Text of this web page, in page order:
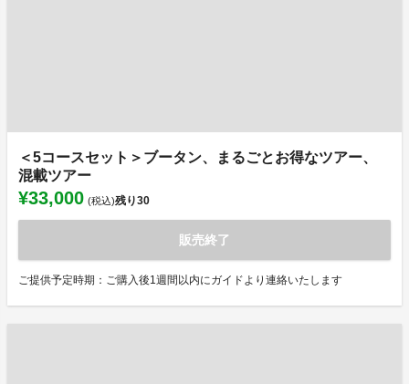
＜5コースセット＞ブータン、まるごとお得なツアー、
混載ツアー
¥33,000 (税込)残り30
販売終了
ご提供予定時期：ご購入後1週間以内にガイドより連絡いたします